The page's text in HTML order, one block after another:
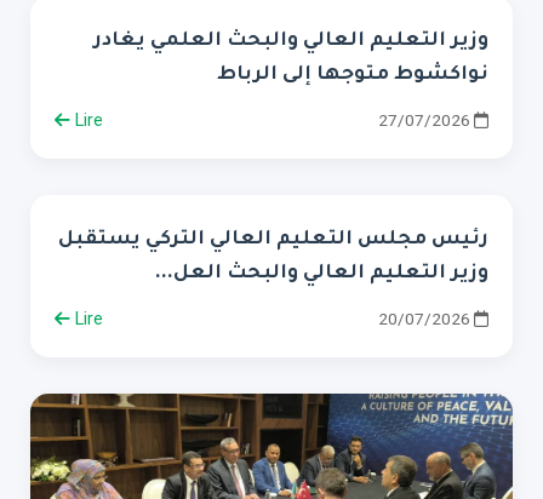
وزير التعليم العالي والبحث العلمي يغادر
نواكشوط متوجها إلى الرباط
27/07/2026
Lire
رئيس مجلس التعليم العالي التركي يستقبل
وزير التعليم العالي والبحث العل...
20/07/2026
Lire